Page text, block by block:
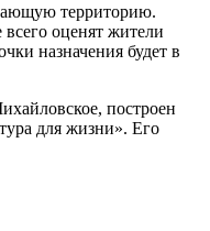
территорию.
оценят жители
назначения будет в
построен
для жизни». Его